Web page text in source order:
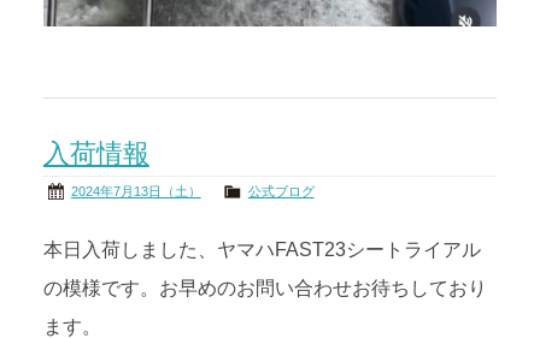
入荷情報
2024年7月13日（土） 公式ブログ
本日入荷しました、ヤマハFAST23シートライアル
の模様です。お早めのお問い合わせお待ちしており
ます。